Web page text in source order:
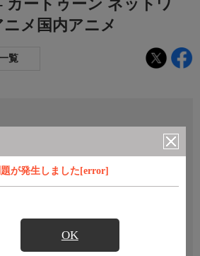
が発生しました[error]
OK
カートゥーン ネットワ
メ国内アニメ
覧
ン ネットワークHD 海
内アニメ
カレンダー登録